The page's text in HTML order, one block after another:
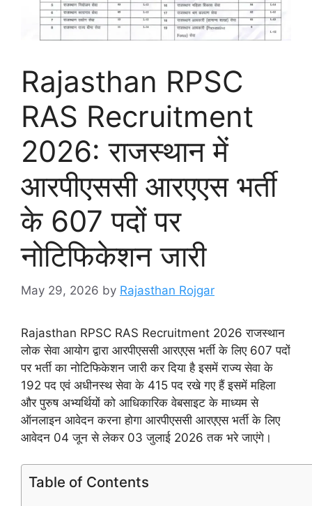
Rajasthan RPSC
RAS Recruitment
2026: राजस्थान में
आरपीएससी आरएएस भर्ती
के 607 पदों पर
नोटिफिकेशन जारी
May 29, 2026 by Rajasthan Rojgar
Rajasthan RPSC RAS Recruitment 2026 राजस्थान
लोक सेवा आयोग द्वारा आरपीएससी आरएएस भर्ती के लिए 607 पदों
पर भर्ती का नोटिफिकेशन जारी कर दिया है इसमें राज्य सेवा के
192 पद एवं अधीनस्थ सेवा के 415 पद रखे गए हैं इसमें महिला
और पुरुष अभ्यर्थियों को आधिकारिक वेबसाइट के माध्यम से
ऑनलाइन आवेदन करना होगा आरपीएससी आरएएस भर्ती के लिए
आवेदन 04 जून से लेकर 03 जुलाई 2026 तक भरे जाएंगे।
Table of Contents